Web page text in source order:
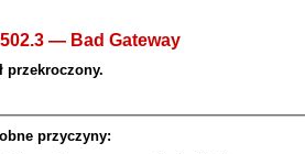
502.3 — Bad Gateway
przekroczony.
przyczyny: